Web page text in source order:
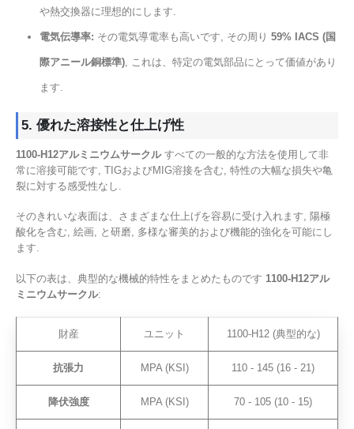
や熱交換器に理想的にします.
電気伝導率: その電気導電率も高いです, その周り 59% IACS (国
際アニール銅標準), これは、特定の電気部品にとって価値があり
ます.
5. 優れた溶接性と仕上げ性
1100-H12アルミニウムサークルすべての一般的な方法を使用して非
常に溶接可能です, TIGおよびMIG溶接を含む, 特性の大幅な損失や亀
裂に対する感受性なし.
そのきれいな表面は、さまざまな仕上げを容易に受け入れます, 陽極
酸化を含む, 絵画, と研磨, 多様な審美的および機能的強化を可能にし
ます.
以下の表は、典型的な機械的特性をまとめたものです 1100-H12アル
ミニウムサークル:
財産 ユニット 1100-H12 (典型的な)
抗張力 MPA (KSI) 110 - 145 (16 - 21)
降伏強度 MPA (KSI) 70 - 105 (10 - 15)